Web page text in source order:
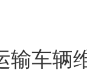
输车辆